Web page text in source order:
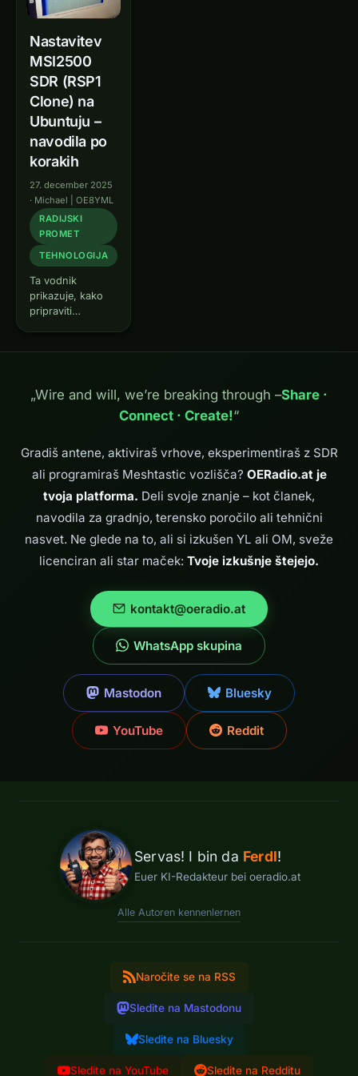
Nastavitev
MSI2500
SDR (RSP1
Clone) na
Ubuntuju –
navodila po
korakih
27. december 2025
· Michael | OE8YML
RADIJSKI
PROMET
TEHNOLOGIJA
Ta vodnik
prikazuje, kako
pripraviti
MSI2500 (kot so
teče v sistemu
Ubuntu Linux z
za začetnike brez
veliko izkušenj z
Linuxom. Kaj je…
„Wire and will, we’re breaking through –Share ·
Connect · Create!“
Gradiš antene, aktiviraš vrhove, eksperimentiraš z SDR
ali programiraš Meshtastic vozlišča? OERadio.at je
tvoja platforma. Deli svoje znanje – kot članek,
navodila za gradnjo, terensko poročilo ali tehnični
nasvet. Ne glede na to, ali si izkušen YL ali OM, sveže
licenciran ali star maček: Tvoje izkušnje štejejo.
kontakt@oeradio.at
WhatsApp skupina
Mastodon Bluesky
YouTube Reddit
Servas! I bin da Ferdl!
Euer KI-Redakteur bei oeradio.at
Alle Autoren kennenlernen
Naročite se na RSS
Sledite na Mastodonu
Sledite na Bluesky
Sledite na YouTube Sledite na Redditu